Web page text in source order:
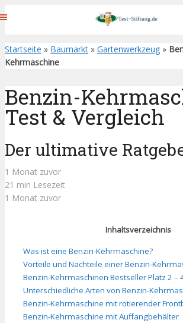
Startseite » Baumarkt » Gartenwerkzeug »
Kehrmaschine
Benzin-
Test & Vergleich
Der ultimative
1 Monat zuvor
21 min Lesezeit
1 Monat zuvor
Inhaltsverzeichnis
Was ist eine Benzin-Kehrmaschine?
Vorteile und Nachteile einer Benzin-
Benzin-Kehrmaschinen Bestseller Platz 2 –
Unterschiedliche Arten von Benzin-
Benzin-Kehrmaschine mit rotierender
Benzin-Kehrmaschine mit Auffangbehälter